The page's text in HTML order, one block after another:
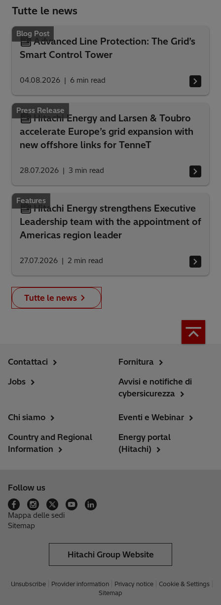
Tutte le news
Blog Post
Advanced Line Protection: The Grid’s
Smart Control Tower
04.08.2026 6 min read
Press Release
Hitachi Energy and Larsen & Toubro
accelerate Europe’s grid expansion with
new offshore links for TenneT
28.07.2026 3 min read
Features
Hitachi Energy strengthens Executive
Leadership team with the appointment of
Americas region leader
27.07.2026 2 min read
Tutte le news
Contattaci
Jobs
Fornitura
Avvisi e notifiche di
cybersicurezza
Chi siamo
Country and Regional
Information
Eventi e Webinar
Energy portal
(Hitachi)
Follow us
Mappa delle sedi
Sitemap
Hitachi Group Website
Unsubscribe Provider information Privacy notice
Cookie & Settings
Sitemap